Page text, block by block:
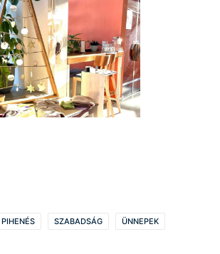
PIHENÉS SZABADSÁG ÜNNEPEK